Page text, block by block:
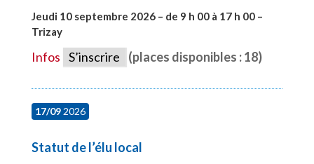
Jeudi 10 septembre 2026 – de 9 h 00 à 17 h 00 –
Trizay
Infos S’inscrire (places disponibles : 18)
17/092026
Statut de l’élu local